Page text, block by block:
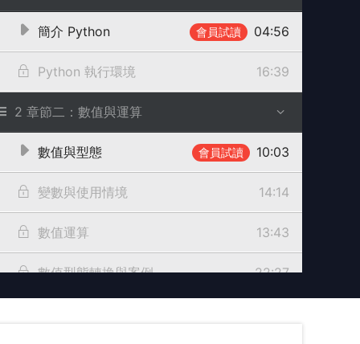
簡介 Python 會員試讀 04:56
Python 執行環境 16:39
2 章節二：數值與運算
數值與型態 會員試讀 10:03
變數與使用情境 14:14
數值運算 13:43
數值型態轉換與案例 22:27